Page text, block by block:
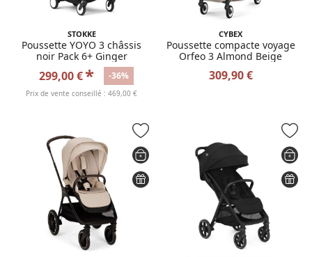
STOKKE
Poussette YOYO 3 châssis
noir Pack 6+ Ginger
299,00 €* -36%
Prix de vente conseillé : 469,00 €
CYBEX
Poussette compacte voyage
Orfeo 3 Almond Beige
309,90 €